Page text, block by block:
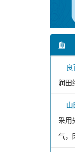
良
润田
山
采用
气，